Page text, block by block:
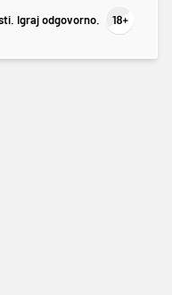
Igraj odgovorno.